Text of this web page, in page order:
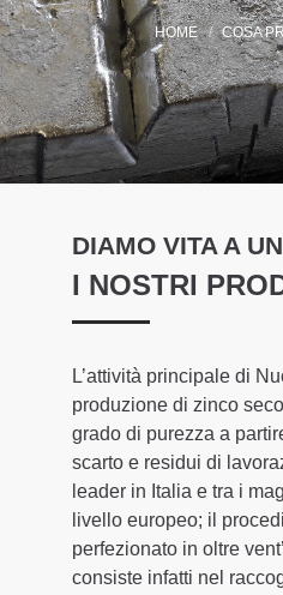
HOME COSA
DIAMO VITA A
I NOSTRI
L’attività principale di
produzione di zinco
grado di purezza a
scarto e residui di
leader in Italia e tra i
livello europeo; il
perfezionato in oltre
consiste infatti nel